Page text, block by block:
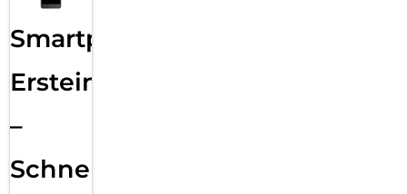
Smartphone
Ersteinrichtung
–
Schnelle